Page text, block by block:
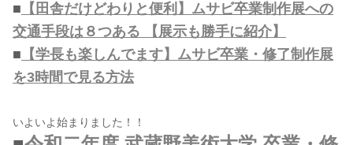
■ 【田舎だけどわりと便利】ムサビ卒業制作展への
交通手段は８つある 【展示も勝手に紹介】
■ 【学長も楽しんでます】ムサビ卒業・修了制作展
を3時間で見る方法
いよいよ始まりました！！